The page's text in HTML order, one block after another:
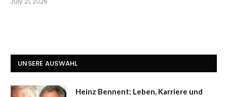
UNSERE AUSWAHL
Heinz Bennent: Leben, Karriere und